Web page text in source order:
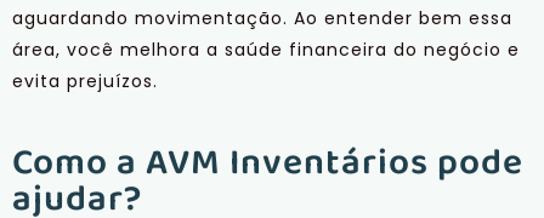
aguardando movimentação. Ao entender bem essa
área, você melhora a saúde financeira do negócio e
evita prejuízos.
Como a AVM Inventários pode
ajudar?